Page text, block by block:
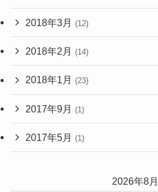
2018年3月 (12)
2018年2月 (14)
2018年1月 (23)
2017年9月 (1)
2017年5月 (1)
2026年8月